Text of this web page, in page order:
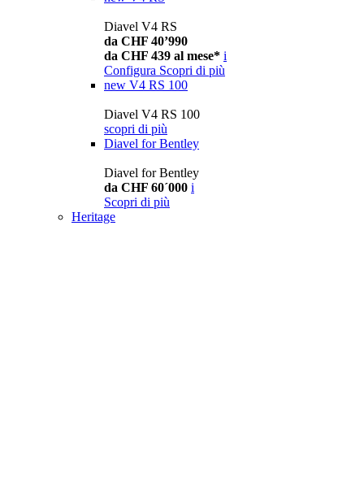
Diavel V4 RS
da CHF 40’990
da CHF 439 al mese* i
Configura Scopri di più
new V4 RS 100
Diavel V4 RS 100
scopri di più
Diavel for Bentley
Diavel for Bentley
da CHF 60´000 i
Scopri di più
Heritage